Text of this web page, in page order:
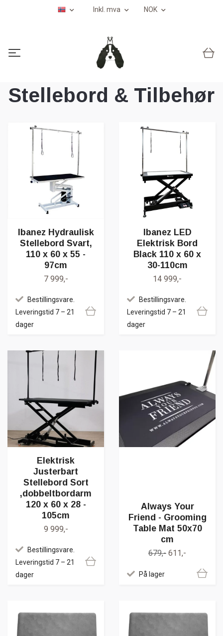
Inkl. mva NOK
Stellebord & Tilbehør
Ibanez Hydraulisk
Stellebord Svart,
110 x 60 x 55 -
97cm
7 999,-
Bestillingsvare.
Leveringstid 7 – 21
dager
Ibanez LED
Elektrisk Bord
Black 110 x 60 x
30-110cm
14 999,-
Bestillingsvare.
Leveringstid 7 – 21
dager
Elektrisk
Justerbart
Stellebord Sort
,dobbeltbordarm
120 x 60 x 28 -
105cm
9 999,-
Bestillingsvare.
Leveringstid 7 – 21
dager
Always Your
Friend - Grooming
Table Mat 50x70
cm
679,- 611,-
På lager